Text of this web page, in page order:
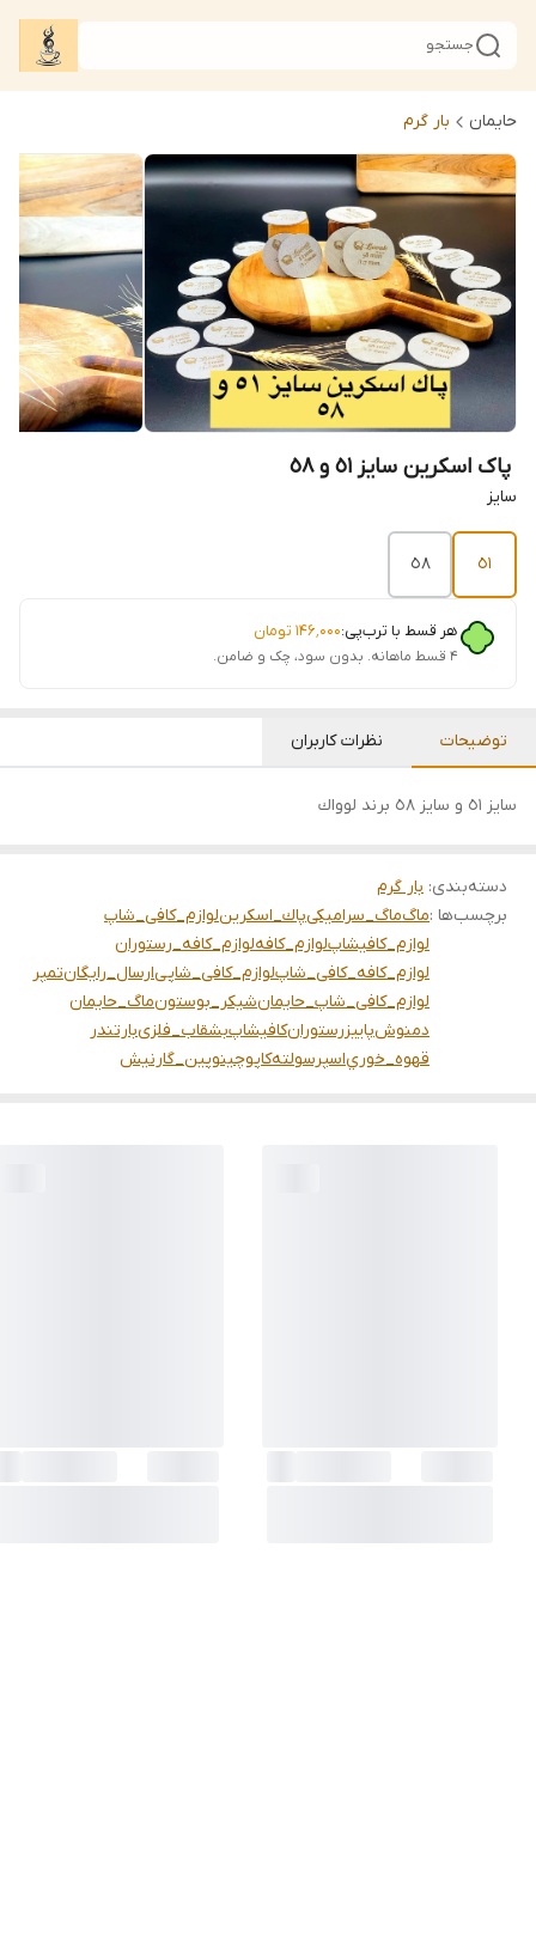
جستجو
حایمان بار گرم
سايز
٥١ ٥٨
هر قسط با ترب‌پی:۱۴۶٬۰۰۰ تومان
۴ قسط ماهانه. بدون سود، چک و ضامن.
توضیحات نظرات کاربران
سايز ٥١ و سايز ٥٨ برند لوواك
دسته‌بندی: بار گرم
برچسب‌ها :ماگماگ_سرامیکیپاك_اسكرينلوازم_کافی_شاپ
لوازم_کافیشاپلوازم_کافهلوازم_کافه_رستوران
لوازم_کافه_کافی_شاپلوازم_کافی_شاپیارسال_رایگانتمپر
لوازم_کافی_شاپ_حایمانشيكر_بوستونماگ_حایمان
دمنوشپاییزرستورانکافیشاپبشقاب_فلزیبارتندر
قهوه_خورياسپرسولتهكاپوچينوپین_گارنیش